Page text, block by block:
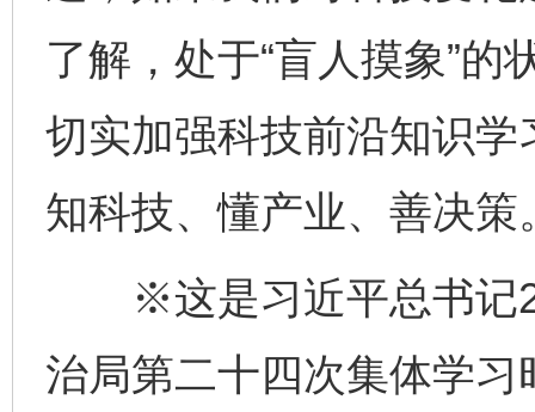
了解，处于“盲人摸象”
切实加强科技前沿知识
知科技、懂产业、善决策
※这是习近平总书记
治局第二十四次集体学
完善运行机制助力责任有效落实 一纸欠